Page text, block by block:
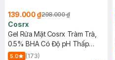
139.000 ₫298.000 ₫
Cosrx
Gel Rửa Mặt Cosrx Tràm Trà,
0.5% BHA Có Độ pH Thấp
150ml
5.0
(173)